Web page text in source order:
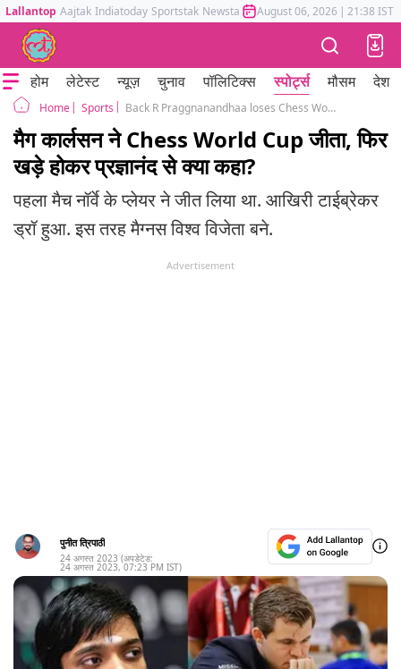
Lallantop Aajtak Indiatoday Sportstak Newstak Mumbai Tak Astrotak
August 06, 2026 | 21:38 IST
होम लेटेस्ट न्यूज़ चुनाव पॉलिटिक्स स्पोर्ट्स मौसम देश
Home Sports Back R Praggnanandhaa loses Chess World Cup final to Magnus Carlsen in tiebreak match
मैग कार्लसन ने Chess World Cup जीता, फिर
खड़े होकर प्रज्ञानंद से क्या कहा?
पहला मैच नॉर्वे के प्लेयर ने जीत लिया था. आखिरी टाईब्रेकर
ड्रॉ हुआ. इस तरह मैग्नस विश्व विजेता बने.
Advertisement
पुनीत त्रिपाठी
24 अगस्त 2023 (अपडेटेड:
24 अगस्त 2023, 07:23 PM IST)